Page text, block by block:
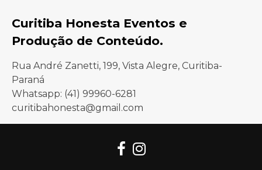
Curitiba Honesta Eventos e
Produção de Conteúdo.
Rua André Zanetti, 199, Vista Alegre, Curitiba-
Paraná
Whatsapp: (41) 99960-6281
curitibahonesta@gmail.com
Facebook
Instagram